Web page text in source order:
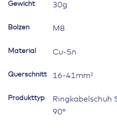
Menge
Gewicht 30g
Bolzen M8
Material Cu-Sn
Querschnitt 16-41mm²
Produkttyp
Ringkabelschuh
90°